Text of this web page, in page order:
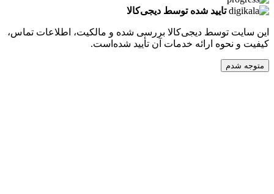
تایید شده توسط دیجی‌کالا
توسط دیجی‌کالا بررسی شده و مالکیت، اطلاعات تماس،
ارائه خدمات آن تأیید شده‌است.